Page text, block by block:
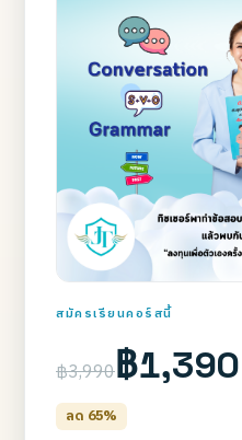
สมัครเรียนคอร์สนี้
฿3,990฿1,390
ลด 65%